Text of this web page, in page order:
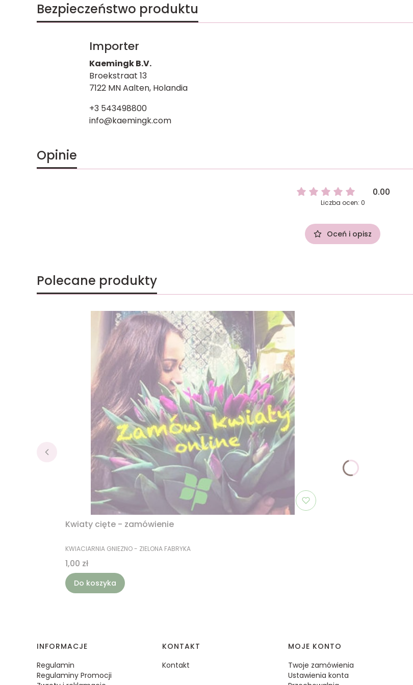
Bezpieczeństwo produktu
Importer
Kaemingk B.V.
Broekstraat 13
7122 MN Aalten, Holandia
+3 543498800
info@kaemingk.com
Opinie
0.00
Liczba ocen: 0
Oceń i opisz
Polecane produkty
Kwiaty cięte - zamówienie
PRODUCENT
KWIACIARNIA GNIEZNO - ZIELONA FABRYKA
Cena
1,00 zł
Do koszyka
Linki w stopce
INFORMACJE
Regulamin
Regulaminy Promocji
KONTAKT
Kontakt
MOJE KONTO
Twoje zamówienia
Ustawienia konta